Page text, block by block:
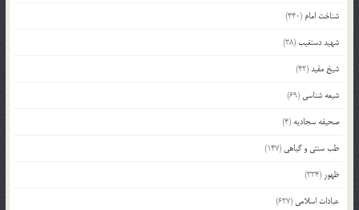
شناخت امام (440)
شهید دستغیب(38)
شیخ مفید(42)
شیعه شناسی (69)
صحیفه سجادیه (4)
طب سنتی و گیاهی (147)
ظهور (334)
عبادات اسلامی (627)